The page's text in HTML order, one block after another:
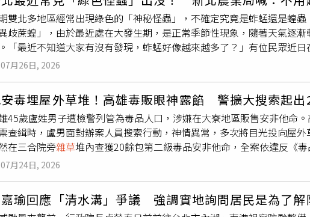
元至13000元）的高額罰鍰。除此之外，警方再次呼籲，現代駕駛對智
續透過多元巡查方式，嚇阻各類駕駛分心行為。該警局也透過官方臉書
』今天非常忙碌。」當天的執法行動，在6小時內開出74張違規罰單。
回覆，但寶貴生命無法重來，駕駛時請務必將視線專注於前方道路而
雙北多地區經常出現綠色的「神秘怪蟲」，不確定究竟是蚱蜢還是蝗
異歧蔗蝗」，由於最近處在大發生期，是正常季節性現象，隨著天氣逐
「最近不知道大家有沒有發現，蚱蜢好像越來越多了？」有位民眾近
了一跳，以為是蝗蟲出沒，經過查詢後才知道，其實一般在市區看到
也算是蚱蜢的一種，只有在特定環境下大量聚集時，才會形成「蝗災」
因是天氣炎熱又偏乾燥，加上公園、河濱草地等綠地增加，蚱蜢有更多
處飛，因此很容易出現在陽台、住家，甚至停在汽車上，不需要太過擔
「剛剛才遇到一隻」、「不知怎麼跟進來家裡，早上起來看到，莫非
有看到」、「接孩子下課的路上偶遇」、「前幾天也在住家地下室看
遇」、「我家這有，跑來偷吃我們種的九層塔」。實際上，新北市農
歧蔗蝗」，由於現在正是「大發生期」，屬於正常的季節性現象，雖
北市農業局表示，「異歧蔗蝗」擁有兩大特徵，包括頭頂黑白黃相間的
，擅長跳躍與飛行，活躍高峰期是5月至10月，平時的藏身處是雜草叢、
歧蔗蝗」，只需要將牠趕走就好，不必要趕盡殺絕，可以使用無傷害器
07月26日, 2026
毒埋屋外草堆！高雄毒販眼神露餡 警擴大搜索起出
45歲盧姓男子遭檢警列管為毒品人口，涉嫌在大寮地區販售安非他命
查緝時，盧男面對辦案人員搜索行動，神情異常，多次將目光投向屋
在三合院旁雜草堆內查獲20餘包第二級毒品安非他命，全案依違反《
六隊接獲情資，指盧男長期在大寮一帶從事毒品交易，遂與高雄憲兵
方法院聲請搜索票獲准後展開收網行動，除查獲盧嫌外，也同步帶回3
絡。警方表示，盧嫌為躲避查緝，未將毒品藏放於屋內，而是利用住處外
屋搜索時一無所獲，原本考慮申請緝毒犬協助，但發現盧男不時緊盯屋
07月24日, 2026
瑜回應「清水溝」爭議 強調實地詢問居民是為了解